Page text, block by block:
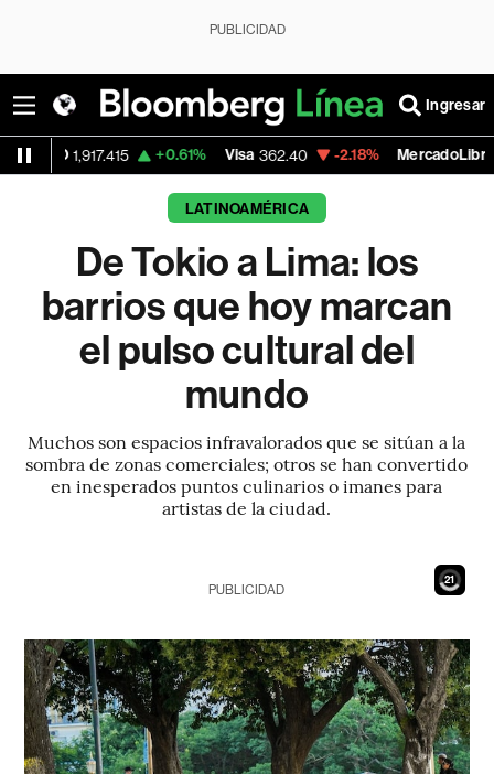
PUBLICIDAD
Ingresar
+0.61% Visa 362.40 -2.18% MercadoLibre 1,819.70
LATINOAMÉRICA
De Tokio a Lima: los
barrios que hoy marcan
el pulso cultural del
mundo
Muchos son espacios infravalorados que se sitúan a la
sombra de zonas comerciales; otros se han convertido
en inesperados puntos culinarios o imanes para
artistas de la ciudad.
19
PUBLICIDAD